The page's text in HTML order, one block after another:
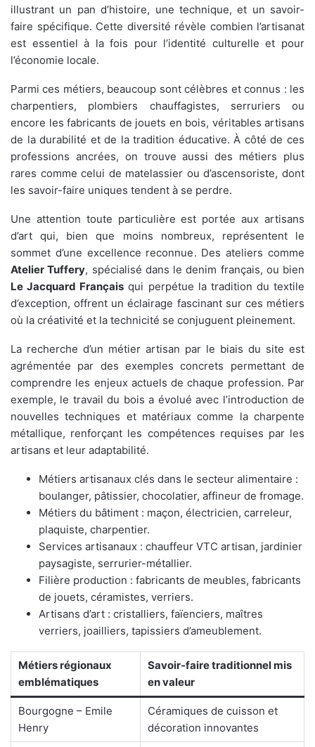
illustrant un pan d’histoire, une technique, et un savoir-
faire spécifique. Cette diversité révèle combien l’artisanat
est essentiel à la fois pour l’identité culturelle et pour
l’économie locale.
Parmi ces métiers, beaucoup sont célèbres et connus : les
charpentiers, plombiers chauffagistes, serruriers ou
encore les fabricants de jouets en bois, véritables artisans
de la durabilité et de la tradition éducative. À côté de ces
professions ancrées, on trouve aussi des métiers plus
rares comme celui de matelassier ou d’ascensoriste, dont
les savoir-faire uniques tendent à se perdre.
Une attention toute particulière est portée aux artisans
d’art qui, bien que moins nombreux, représentent le
sommet d’une excellence reconnue. Des ateliers comme
Atelier Tuffery, spécialisé dans le denim français, ou bien
Le Jacquard Français qui perpétue la tradition du textile
d’exception, offrent un éclairage fascinant sur ces métiers
où la créativité et la technicité se conjuguent pleinement.
La recherche d’un métier artisan par le biais du site est
agrémentée par des exemples concrets permettant de
comprendre les enjeux actuels de chaque profession. Par
exemple, le travail du bois a évolué avec l’introduction de
nouvelles techniques et matériaux comme la charpente
métallique, renforçant les compétences requises par les
artisans et leur adaptabilité.
Métiers artisanaux clés dans le secteur alimentaire :
boulanger, pâtissier, chocolatier, affineur de fromage.
Métiers du bâtiment : maçon, électricien, carreleur,
plaquiste, charpentier.
Services artisanaux : chauffeur VTC artisan, jardinier
paysagiste, serrurier-métallier.
Filière production : fabricants de meubles, fabricants
de jouets, céramistes, verriers.
Artisans d’art : cristalliers, faïenciers, maîtres
verriers, joailliers, tapissiers d’ameublement.
Métiers régionaux
emblématiques
Savoir-faire traditionnel mis
en valeur
Bourgogne – Emile
Henry
Céramiques de cuisson et
décoration innovantes